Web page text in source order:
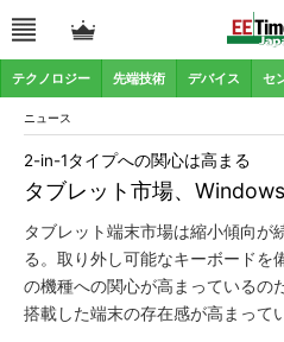
テクノロジー 先端技術 デバイス セ
ニュース
タブレット市場、
2-in-1タイプへの関心は高まる
タブレット端末市場は縮小傾向が
る。取り外し可能なキーボードを
の機種への関心が高まっているの
搭載した端末の存在感が高まって